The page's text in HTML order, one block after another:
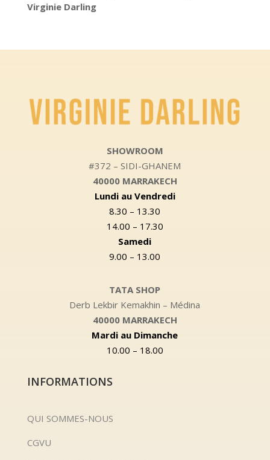
Virginie Darling
SHOWROOM
#372 – SIDI-GHANEM
40000 MARRAKECH
Lundi au Vendredi
8.30 – 13.30
14.00 – 17.30
Samedi
9.00 – 13.00
TATA SHOP
Derb Lekbir Kemakhin – Médina
40000 MARRAKECH
Mardi au Dimanche
10.00 – 18.00
INFORMATIONS
QUI SOMMES-NOUS
CGVU